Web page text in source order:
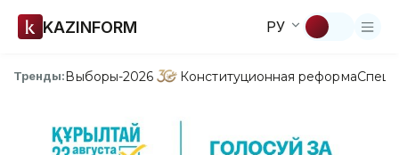
KAZINFORM РУ
Тренды:Выборы-2026 Конституционная реформа